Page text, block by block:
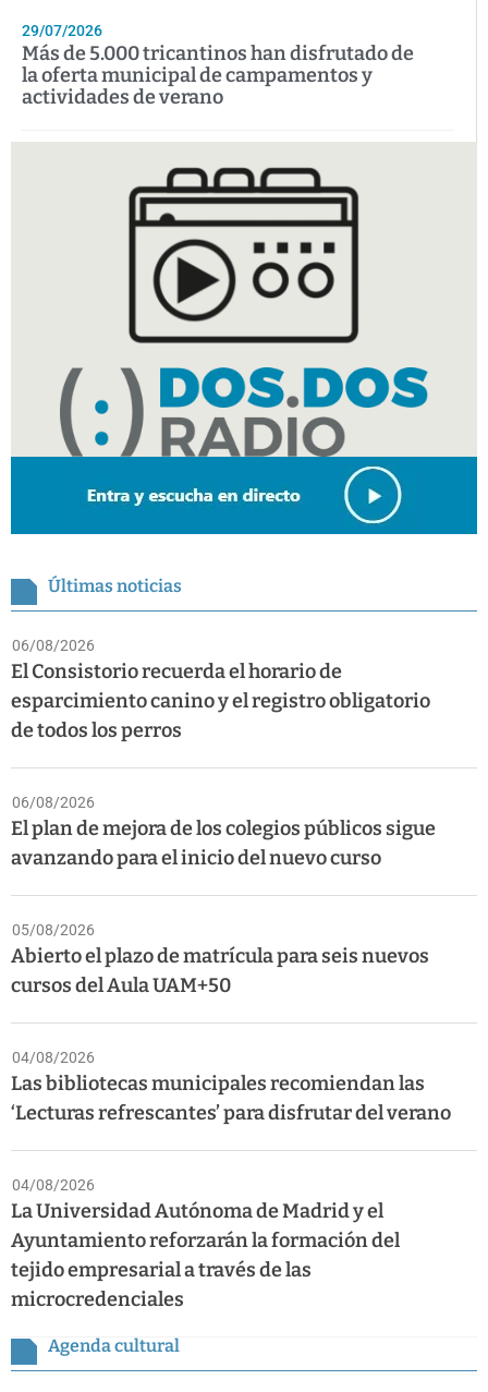
29/07/2026
Más de 5.000 tricantinos han disfrutado de
la oferta municipal de campamentos y
actividades de verano
Últimas noticias
06/08/2026
El Consistorio recuerda el horario de
esparcimiento canino y el registro obligatorio
de todos los perros
06/08/2026
El plan de mejora de los colegios públicos sigue
avanzando para el inicio del nuevo curso
05/08/2026
Abierto el plazo de matrícula para seis nuevos
cursos del Aula UAM+50
04/08/2026
Las bibliotecas municipales recomiendan las
‘Lecturas refrescantes’ para disfrutar del verano
04/08/2026
La Universidad Autónoma de Madrid y el
Ayuntamiento reforzarán la formación del
tejido empresarial a través de las
microcredenciales
Agenda cultural